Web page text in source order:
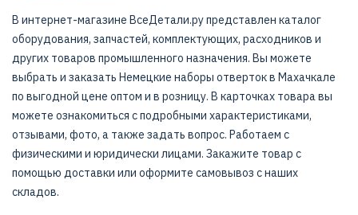
В интернет-магазине ВсеДетали.ру представлен каталог
оборудования, запчастей, комплектующих, расходников и
других товаров промышленного назначения. Вы можете
выбрать и заказать Немецкие наборы отверток в Махачкале
по выгодной цене оптом и в розницу. В карточках товара вы
можете ознакомиться с подробными характеристиками,
отзывами, фото, а также задать вопрос. Работаем с
физическими и юридически лицами. Закажите товар с
помощью доставки или оформите самовывоз с наших
складов.